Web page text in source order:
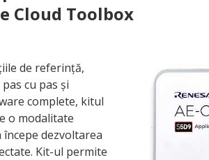
Cloud Toolbox
de referință,
cu pas și
complete, kitul
o modalitate
dezvoltarea
Kit-ul permite